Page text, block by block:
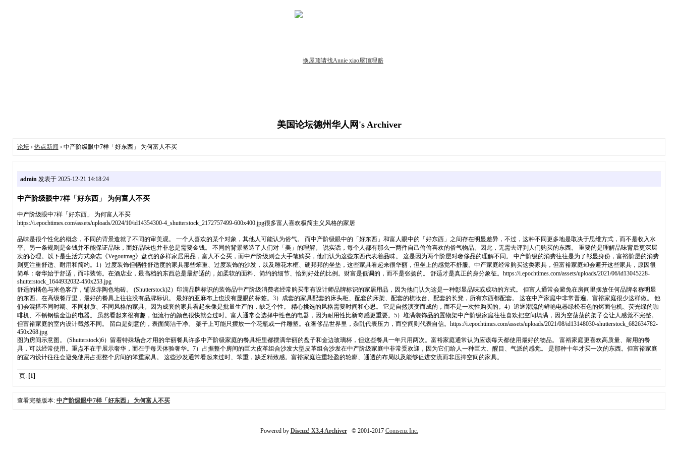
美国论坛德州华人网's Archiver
论坛› 热点新闻 › 中产阶级眼中7样「好东西」 为何富人不买
admin发表于 2025-12-21 14:18:24
中产阶级眼中7样「好东西」 为何富人不买
中产阶级眼中7样「好东西」 为何富人不买
https://i.epochtimes.com/assets/uploads/2024/10/id14354300-4_shutterstock_2172757499-600x400.jpg很多富人喜欢极简主义风格的家居
品味是很个性化的概念，不同的背景造就了不同的审美观。 一个人喜欢的某个对象，其他人可能认为俗气。 而中产阶级眼中的「好东西」和富人眼中的「好东西」之间存在明显差异，不过，这种不同更多地是取决于思维方式，而不是收入水
平。另一条规则是金钱并不能保证品味，而好品味也并非总是需要金钱。 不同的背景塑造了人们对「美」的理解。 说实话，每个人都有那么一两件自己偷偷喜欢的俗气物品。因此，无需去评判人们购买的东西。 重要的是理解品味背后更深层
次的心理。以下是生活方式杂志《Vegoutmag》盘点的多样家居用品，富人不会买，而中产阶级则会大手笔购买，他们认为这些东西代表着品味。 这是因为两个阶层对奢侈品的理解不同。 中产阶级的消费往往是为了彰显身份，富裕阶层的消费
则更注重舒适、耐用和简约。1）过度装饰但牺牲舒适度的家具那些笨重、过度装饰的沙发，以及雕花木框、硬邦邦的坐垫，这些家具看起来很华丽，但坐上的感觉不舒服。中产家庭经常购买这类家具，但富裕家庭却会避开这些家具，原因很
简单：奢华始于舒适，而非装饰。在酒店业，最高档的东西总是最舒适的，如柔软的面料、简约的细节、恰到好处的比例。财富是低调的，而不是张扬的。 舒适才是真正的身分象征。https://i.epochtimes.com/assets/uploads/2021/06/id13045228-
shutterstock_1644932032-450x253.jpg
舒适的橘色与米色客厅，铺设赤陶色地砖。 (Shutterstock)2）印满品牌标识的装饰品中产阶级消费者经常购买带有设计师品牌标识的家居用品，因为他们认为这是一种彰显品味或成功的方式。 但富人通常会避免在房间里摆放任何品牌名称明显
的东西。在高级餐厅里，最好的餐具上往往没有品牌标识。 最好的亚麻布上也没有显眼的标签。3）成套的家具配套的床头柜、配套的床架、配套的梳妆台、配套的长凳，所有东西都配套。 这在中产家庭中非常普遍。富裕家庭很少这样做。 他
们会混搭不同时期、不同材质、不同风格的家具。因为成套的家具看起来像是批量生产的，缺乏个性。 精心挑选的风格需要时间和心思。 它是自然演变而成的，而不是一次性购买的。4）追逐潮流的鲜艳电器绿松石色的烤面包机、荧光绿的咖
啡机、不锈钢镶金边的电器。 虽然看起来很有趣，但流行的颜色很快就会过时。富人通常会选择中性色的电器，因为耐用性比新奇感更重要。5）堆满装饰品的置物架中产阶级家庭往往喜欢把空间填满，因为空荡荡的架子会让人感觉不完整。
但富裕家庭的室内设计截然不同。 留白是刻意的，表面简洁干净。 架子上可能只摆放一个花瓶或一件雕塑。在奢侈品世界里，杂乱代表压力，而空间则代表自信。https://i.epochtimes.com/assets/uploads/2021/08/id13148030-shutterstock_682634782-
450x268.jpg
图为房间示意图。 (Shutterstock)6）留着特殊场合才用的华丽餐具许多中产阶级家庭的餐具柜里都摆满华丽的盘子和金边玻璃杯，但这些餐具一年只用两次。富裕家庭通常认为应该每天都使用最好的物品。 富裕家庭更喜欢高质量、耐用的餐
具，可以经常使用。重点不在于展示奢华，而在于每天体验奢华。7）占据整个房间的巨大皮革组合沙发大型皮革组合沙发在中产阶级家庭中非常受欢迎，因为它们给人一种巨大、醒目、气派的感觉。 是那种十年才买一次的东西。但富裕家庭
的室内设计往往会避免使用占据整个房间的笨重家具。 这些沙发通常看起来过时、笨重，缺乏精致感。富裕家庭注重轻盈的轮廓、通透的布局以及能够促进交流而非压抑空间的家具。
页: [1]
查看完整版本: 中产阶级眼中7样「好东西」 为何富人不买
Powered by Discuz! X3.4 Archiver© 2001-2017 Comsenz Inc.